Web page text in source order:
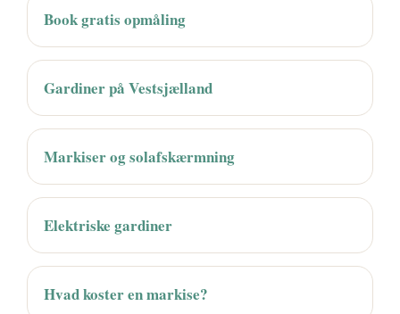
Book gratis opmåling
Gardiner på Vestsjælland
Markiser og solafskærmning
Elektriske gardiner
Hvad koster en markise?